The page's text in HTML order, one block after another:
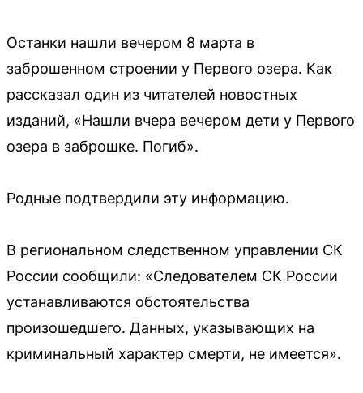
Останки нашли вечером 8 марта в
заброшенном строении у Первого озера. Как
рассказал один из читателей новостных
изданий, «Нашли вчера вечером дети у Первого
озера в заброшке. Погиб».
Родные подтвердили эту информацию.
В региональном следственном управлении СК
России сообщили: «Следователем СК России
устанавливаются обстоятельства
произошедшего. Данных, указывающих на
криминальный характер смерти, не имеется».